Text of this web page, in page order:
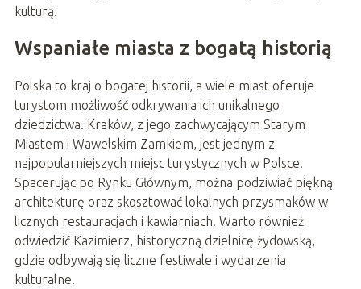
kulturą.
Wspaniałe miasta z bogatą historią
Polska to kraj o bogatej historii, a wiele miast oferuje
turystom możliwość odkrywania ich unikalnego
dziedzictwa. Kraków, z jego zachwycającym Starym
Miastem i Wawelskim Zamkiem, jest jednym z
najpopularniejszych miejsc turystycznych w Polsce.
Spacerując po Rynku Głównym, można podziwiać piękną
architekturę oraz skosztować lokalnych przysmaków w
licznych restauracjach i kawiarniach. Warto również
odwiedzić Kazimierz, historyczną dzielnicę żydowską,
gdzie odbywają się liczne festiwale i wydarzenia
kulturalne.